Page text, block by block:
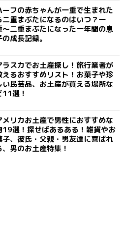
ーフの赤ちゃんが一重で生まれた
二重まぶたになるのはいつ？一
〜二重まぶたになった一年間の息
の成長記録。
ラスカでお土産探し！旅行業者が
えるおすすめリスト！お菓子や珍
い民芸品、お土産が買える場所な
11選！
メリカお土産で男性におすすめな
19選！探せばあるある！雑貨やお
子、彼氏・父親・男友達に喜ばれ
、男のお土産特集！